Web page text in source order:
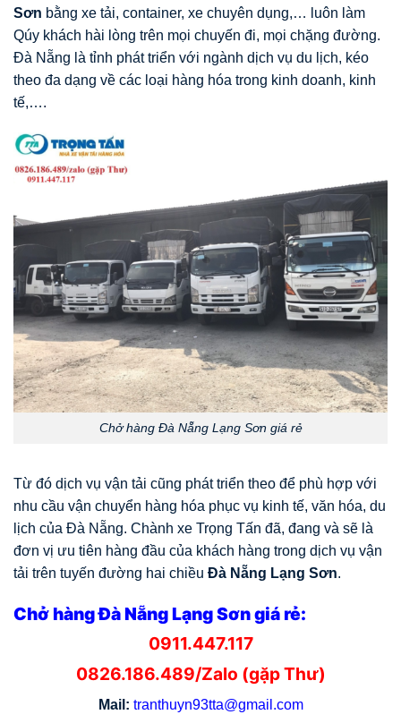
Sơn bằng xe tải, container, xe chuyên dụng,… luôn làm
Qúy khách hài lòng trên mọi chuyến đi, mọi chặng đường.
Đà Nẵng là tỉnh phát triển với ngành dịch vụ du lịch, kéo
theo đa dạng về các loại hàng hóa trong kinh doanh, kinh
tế,….
Chở hàng Đà Nẵng Lạng Sơn giá rẻ
Từ đó dịch vụ vận tải cũng phát triển theo để phù hợp với
nhu cầu vận chuyển hàng hóa phục vụ kinh tế, văn hóa, du
lịch của Đà Nẵng. Chành xe Trọng Tấn đã, đang và sẽ là
đơn vị ưu tiên hàng đầu của khách hàng trong dịch vụ vận
tải trên tuyến đường hai chiều Đà Nẵng Lạng Sơn.
Chở hàng Đà Nẵng Lạng Sơn giá rẻ:
0911.447.117
0826.186.489/Zalo (gặp Thư)
Mail: tranthuyn93tta@gmail.com